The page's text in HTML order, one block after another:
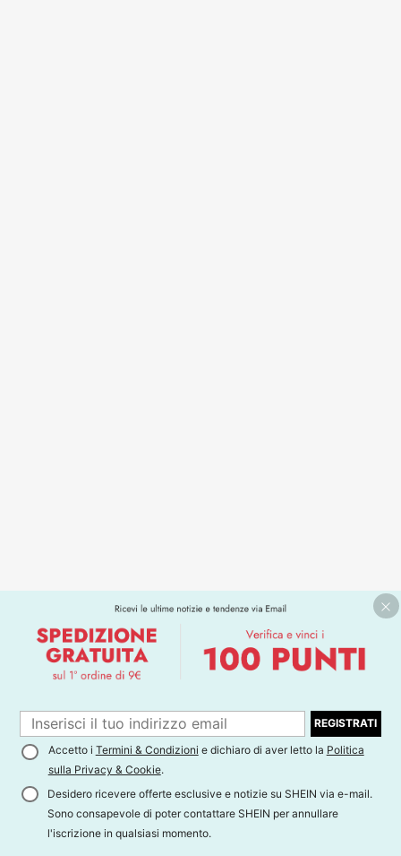
REGISTRATI
Accetto i Termini & Condizioni e dichiaro di aver letto la Politica
sulla Privacy & Cookie.
Desidero ricevere offerte esclusive e notizie su SHEIN via e-mail.
Sono consapevole di poter contattare SHEIN per annullare
l'iscrizione in qualsiasi momento.